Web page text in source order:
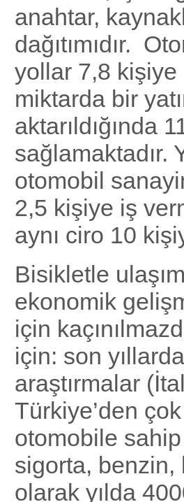
anahtar,
dağıtımıdır.
yollar 7,8 kişiye
miktarda bir
aktarıldığında
sağlamaktadır.
otomobil
2,5 kişiye iş
aynı ciro 10
Bisikletle
ekonomik
için
için: son
araştırmalar
Türkiye’den
otomobile sahip
sigorta, benzin,
olarak yılda